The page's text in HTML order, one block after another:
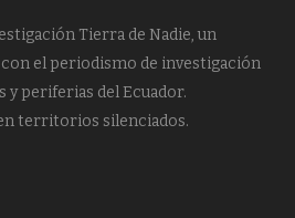
Tierra de Nadie, un
el periodismo de investigación
y periferias del Ecuador.
territorios silenciados.